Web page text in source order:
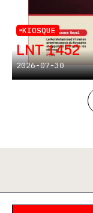
KIOSQUE
LNT 1452
2026-07-30